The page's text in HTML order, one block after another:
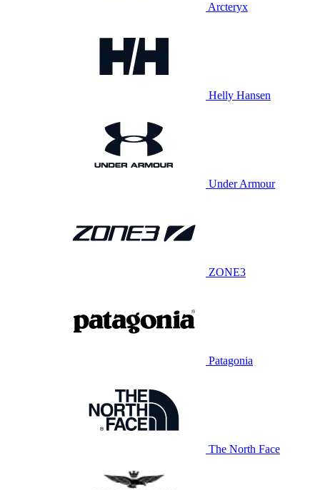
Arcteryx
Helly Hansen
Under Armour
ZONE3
Patagonia
The North Face